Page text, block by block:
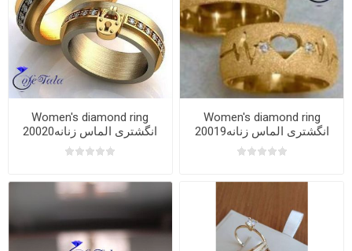
Women's diamond ring
20020انگشتری الماس زنانه
Women's diamond ring
20019انگشتری الماس زنانه